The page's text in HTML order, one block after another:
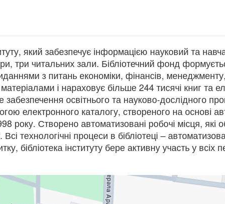
який забезпечує інформацією науковий та
три читальних зали. Бібліотечний фонд
з питань економіки, фінансів,
і нараховує більше 244 тисячі книг та
освітнього та науково-дослідного
електронного каталогу, створеного на основі
року. Створено автоматизовані робочі місця, які
технологічні процеси в бібліотеці –
бібліотека інституту бере активну участь у